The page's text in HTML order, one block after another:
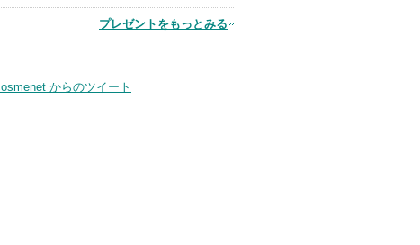
品
プレゼントをもっとみる
からのツイート